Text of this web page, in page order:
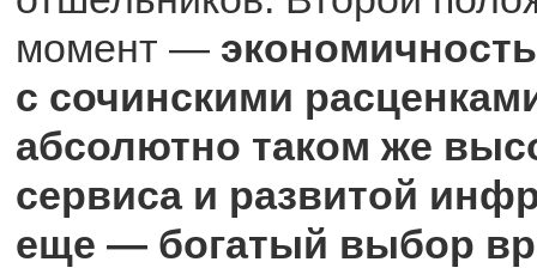
момент —
с сочинскими
абсолютно таком же
сервиса и развитой
еще — богатый выбор